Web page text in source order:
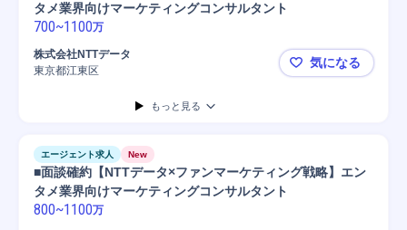
タメ業界向けマーケティングコンサルタント
700~1100万
株式会社NTTデータ
東京都江東区
🔴面談確約
気になる
もっと見る
エージェント求人 New
■面談確約【NTTデータ×ファンマーケティング戦略】エン
タメ業界向けマーケティングコンサルタント
800~1100万